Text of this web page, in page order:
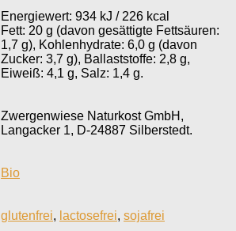
Energiewert: 934 kJ / 226 kcal
Fett: 20 g (davon gesättigte Fettsäuren:
1,7 g), Kohlenhydrate: 6,0 g (davon
Zucker: 3,7 g), Ballaststoffe: 2,8 g,
Eiweiß: 4,1 g, Salz: 1,4 g.
Zwergenwiese Naturkost GmbH,
Langacker 1, D-24887 Silberstedt.
Bio
glutenfrei, lactosefrei, sojafrei